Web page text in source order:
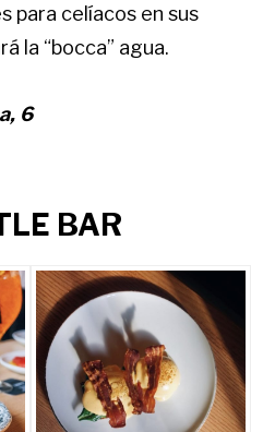
para celíacos en sus
la “bocca” agua.
6
BAR